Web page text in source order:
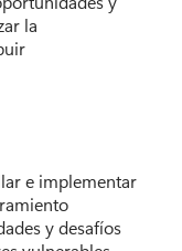
la
e implementar
y desafíos